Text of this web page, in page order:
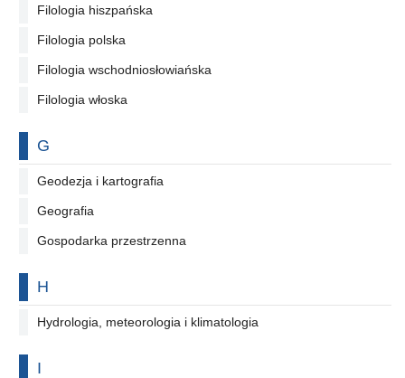
Filologia hiszpańska
Filologia polska
Filologia wschodniosłowiańska
Filologia włoska
Na literę
G
Geodezja i kartografia
Geografia
Gospodarka przestrzenna
Na literę
H
Hydrologia, meteorologia i klimatologia
Na literę
I